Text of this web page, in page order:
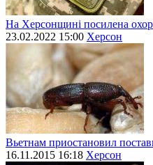
На Херсонщині посилена
23.02.2022 15:00 Херсон
Вьетнам приостановил
16.11.2015 16:18 Херсон